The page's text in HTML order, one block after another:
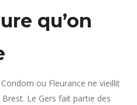
qu’on
ou Fleurance ne vieillit
Le Gers fait partie des